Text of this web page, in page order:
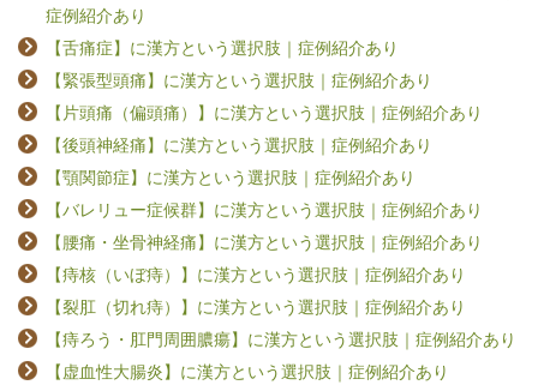
症例紹介あり
【舌痛症】に漢方という選択肢｜症例紹介あり
【緊張型頭痛】に漢方という選択肢｜症例紹介あり
【片頭痛（偏頭痛）】に漢方という選択肢｜症例紹介あり
【後頭神経痛】に漢方という選択肢｜症例紹介あり
【顎関節症】に漢方という選択肢｜症例紹介あり
【バレリュー症候群】に漢方という選択肢｜症例紹介あり
【腰痛・坐骨神経痛】に漢方という選択肢｜症例紹介あり
【痔核（いぼ痔）】に漢方という選択肢｜症例紹介あり
【裂肛（切れ痔）】に漢方という選択肢｜症例紹介あり
【痔ろう・肛門周囲膿瘍】に漢方という選択肢｜症例紹介あり
【虚血性大腸炎】に漢方という選択肢｜症例紹介あり